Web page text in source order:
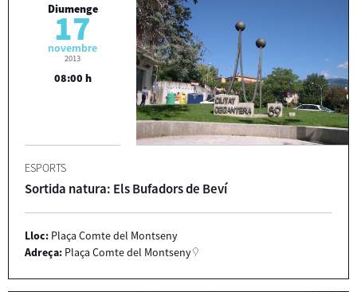
Diumenge
17
novembre
2013
08:00 h
ESPORTS
Sortida natura: Els Bufadors de Beví
Lloc: Plaça Comte del Montseny
Adreça: Plaça Comte del Montseny